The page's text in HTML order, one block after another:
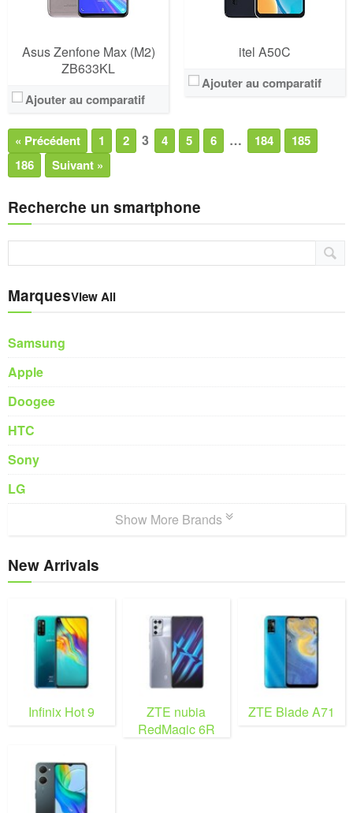
Asus Zenfone Max (M2)
ZB633KL
Ajouter au comparatif
itel A50C
Ajouter au comparatif
« Précédent 1 2 3 4 5 6 … 184
185
186
Suivant »
Recherche un smartphone
MarquesView All
Samsung
Apple
Doogee
HTC
Sony
LG
Show More Brands
New Arrivals
Infinix Hot 9
ZTE nubia
RedMagic 6R
ZTE Blade A71